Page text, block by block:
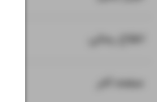
اطلاع رسانی
صفحه آخر